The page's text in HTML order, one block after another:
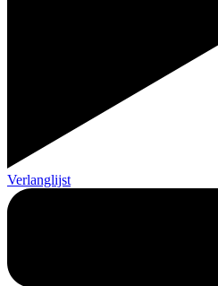
Verlanglijst